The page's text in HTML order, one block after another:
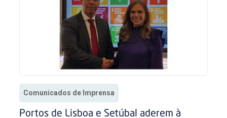
Comunicados de Imprensa
Portos de Lisboa e Setúbal aderem à